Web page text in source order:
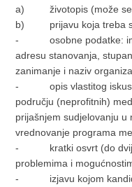
a) životopis (može se
b) prijavu koja treba
- osobne podatke:
adresu stanovanja,
zanimanje i naziv
- opis vlastitog
području (neprofitnih)
prijašnjem sudjelovanju u
vrednovanje programa
- kratki osvrt (do dvije
problemima i
- izjavu kojom